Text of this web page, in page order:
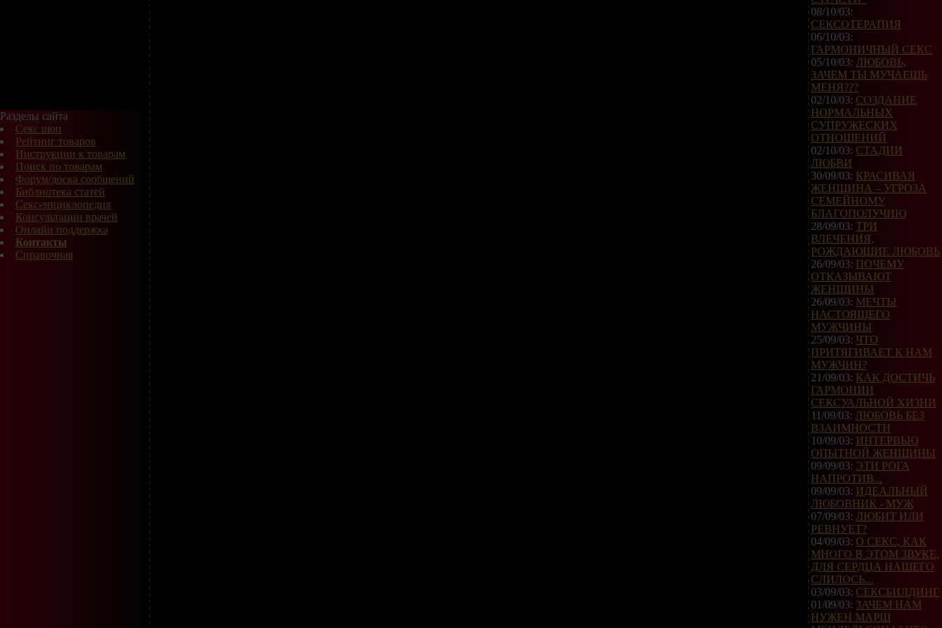
Разделы сайта
Секс шоп
Рейтинг товаров
Инструкции к товарам
Поиск по товарам
Форум/доска сообщений
Библиотека статей
Секс-энциклопедия
Консультации врачей
Онлайн поддержка
Контакты
Справочная
08/10/03:
СЕКСОТЕРАПИЯ
06/10/03:
ГАРМОНИЧНЫЙ СЕКС
05/10/03: ЛЮБОВЬ,
ЗАЧЕМ ТЫ МУЧАЕШЬ
МЕНЯ???
02/10/03: СОЗДАНИЕ
НОРМАЛЬНЫХ
СУПРУЖЕСКИХ
ОТНОШЕНИЙ
02/10/03: СТАДИИ
ЛЮБВИ
30/09/03: КРАСИВАЯ
ЖЕНЩИНА – УГРОЗА
СЕМЕЙНОМУ
БЛАГОПОЛУЧИЮ
28/09/03: ТРИ
ВЛЕЧЕНИЯ,
РОЖДАЮЩИЕ ЛЮБОВЬ
26/09/03: ПОЧЕМУ
ОТКАЗЫВАЮТ
ЖЕНЩИНЫ
26/09/03: МЕЧТЫ
НАСТОЯЩЕГО
МУЖЧИНЫ
25/09/03: ЧТО
ПРИТЯГИВАЕТ К НАМ
МУЖЧИН?
21/09/03: КАК ДОСТИЧЬ
ГАРМОНИИ
СЕКСУАЛЬНОЙ ХИЗНИ
11/09/03: ЛЮБОВЬ БЕЗ
ВЗАИМНОСТИ
10/09/03: ИНТЕРВЬЮ
ОПЫТНОЙ ЖЕНЩИНЫ
09/09/03: ЭТИ РОГА
НАПРОТИВ...
09/09/03: ИДЕАЛЬНЫЙ
ЛЮБОВНИК - МУЖ
07/09/03: ЛЮБИТ ИЛИ
РЕВНУЕТ?
04/09/03: О СЕКС, КАК
МНОГО В ЭТОМ ЗВУКЕ,
ДЛЯ СЕРДЦА НАШЕГО
СЛИЛОСЬ...
03/09/03: СЕКСБИЛДИНГ
01/09/03: ЗАЧЕМ НАМ
НУЖЕН МАРШ